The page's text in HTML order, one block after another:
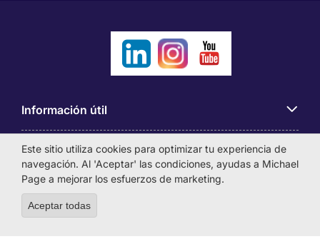
Información útil
Búsqueda de empleo
Empresas
Este sitio utiliza cookies para optimizar tu experiencia de
navegación. Al 'Aceptar' las condiciones, ayudas a Michael
Page a mejorar los esfuerzos de marketing.
Aceptar todas